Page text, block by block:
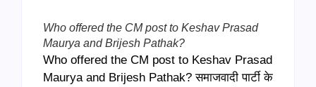
Who offered the CM post to Keshav Prasad
Maurya and Brijesh Pathak?
Who offered the CM post to Keshav Prasad
Maurya and Brijesh Pathak? समाजवादी पार्टी के